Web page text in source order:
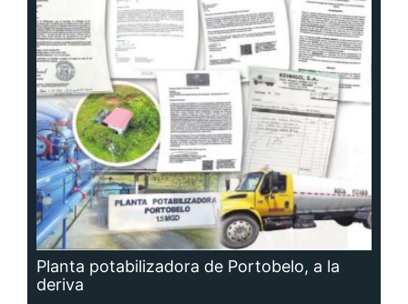
Planta potabilizadora de Portobelo, a la
deriva